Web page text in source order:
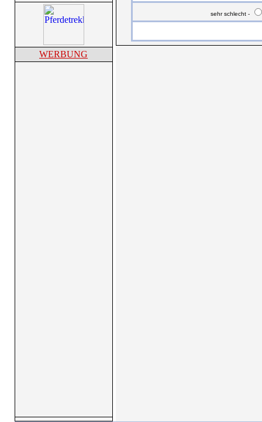
WERBUNG
sehr schlecht -